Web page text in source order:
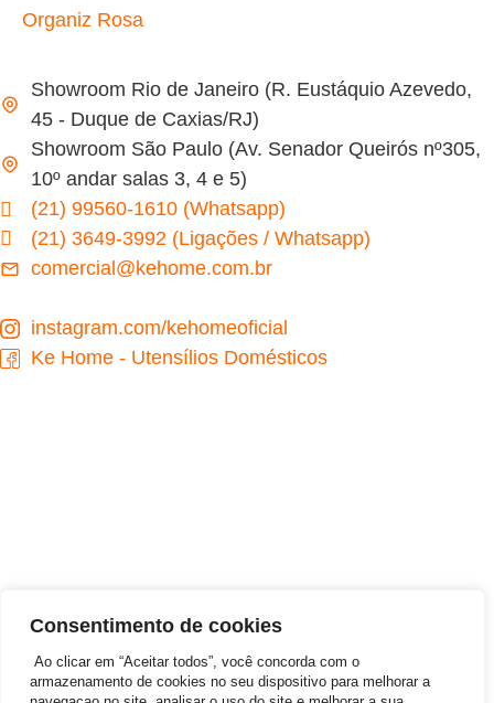
Consentimento de cookies
Ao clicar em “Aceitar todos”, você concorda com o
armazenamento de cookies no seu dispositivo para melhorar a
Organiz Rosa
Showroom Rio de Janeiro (R. Eustáquio Azevedo,
45 - Duque de Caxias/RJ)
Showroom São Paulo (Av. Senador Queirós nº305,
10º andar salas 3, 4 e 5)
(21) 99560-1610 (Whatsapp)
(21) 3649-3992 (Ligações / Whatsapp)
comercial@kehome.com.br
instagram.com/kehomeoficial
Ke Home - Utensílios Domésticos
Desenvolvido por